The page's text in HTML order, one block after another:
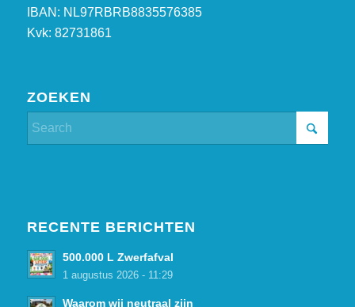
IBAN: NL97RBRB8835576385
Kvk: 82731861
ZOEKEN
RECENTE BERICHTEN
500.000 L Zwerfafval
1 augustus 2026 - 11:29
Waarom wij neutraal zijn